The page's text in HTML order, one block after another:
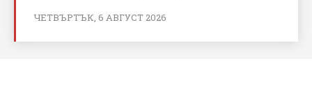
ЧЕТВЪРТЪК, 6 АВГУСТ 2026